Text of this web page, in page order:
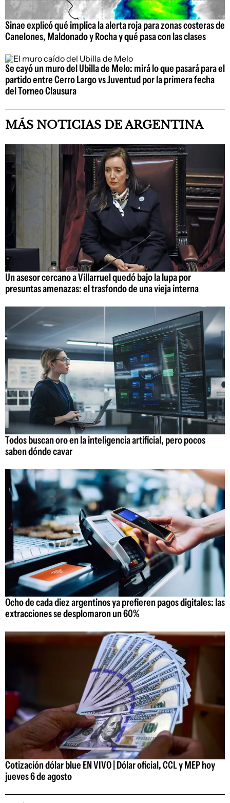
Sinae explicó qué implica la alerta roja para zonas costeras de
Canelones, Maldonado y Rocha y qué pasa con las clases
Se cayó un muro del Ubilla de Melo: mirá lo que pasará para el
partido entre Cerro Largo vs Juventud por la primera fecha
del Torneo Clausura
MÁS NOTICIAS DE ARGENTINA
Un asesor cercano a Villarruel quedó bajo la lupa por
presuntas amenazas: el trasfondo de una vieja interna
Todos buscan oro en la inteligencia artificial, pero pocos
saben dónde cavar
Ocho de cada diez argentinos ya prefieren pagos digitales: las
extracciones se desplomaron un 60%
Cotización dólar blue EN VIVO | Dólar oficial, CCL y MEP hoy
jueves 6 de agosto